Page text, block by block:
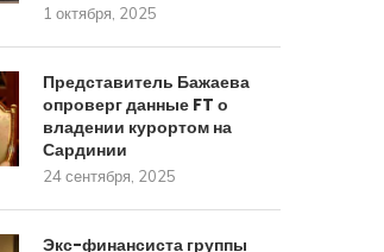
1 октября, 2025
Представитель Бажаева
опроверг данные FT о
владении курортом на
Сардинии
24 сентября, 2025
Экс-финансиста группы